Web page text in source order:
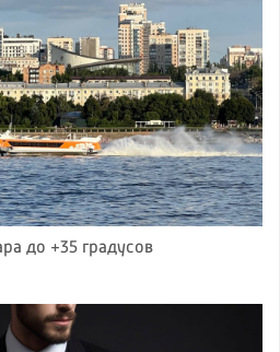
до +35 градусов